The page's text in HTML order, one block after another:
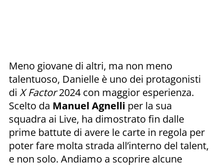
Meno giovane di altri, ma non meno
talentuoso, Danielle è uno dei protagonisti
di X Factor2024 con maggior esperienza.
Scelto da Manuel Agnelli per la sua
squadra ai Live, ha dimostrato fin dalle
prime battute di avere le carte in regola per
poter fare molta strada all’interno del talent,
e non solo. Andiamo a scoprire alcune